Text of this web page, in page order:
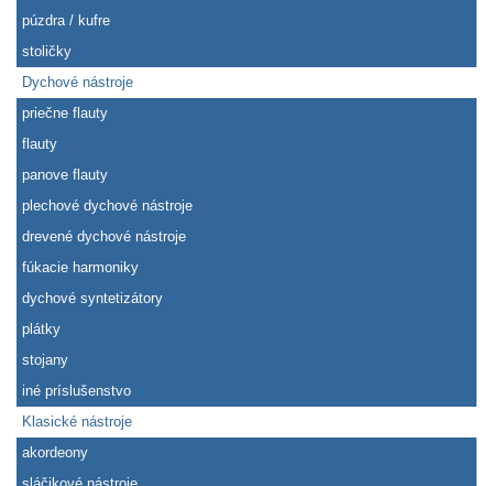
púzdra / kufre
stoličky
Dychové nástroje
priečne flauty
flauty
panove flauty
plechové dychové nástroje
drevené dychové nástroje
fúkacie harmoniky
dychové syntetizátory
plátky
stojany
iné príslušenstvo
Klasické nástroje
akordeony